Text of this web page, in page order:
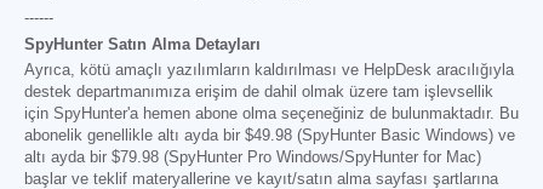
------
SpyHunter Satın Alma Detayları
Ayrıca, kötü amaçlı yazılımların kaldırılması ve HelpDesk aracılığıyla
destek departmanımıza erişim de dahil olmak üzere tam işlevsellik
için SpyHunter'a hemen abone olma seçeneğiniz de bulunmaktadır. Bu
abonelik genellikle altı ayda bir $49.98 (SpyHunter Basic Windows) ve
altı ayda bir $79.98 (SpyHunter Pro Windows/SpyHunter for Mac)
başlar ve teklif materyallerine ve kayıt/satın alma sayfası şartlarına